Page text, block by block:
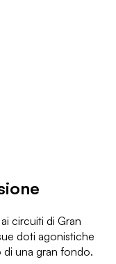
circuiti di Gran
doti agonistiche
una gran fondo.